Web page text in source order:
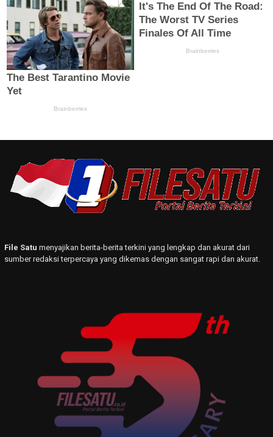
File Satu menyajikan berita-berita terkini yang lengkap dan akurat dari
sumber redaksi terpercaya yang dikemas dengan sangat rapi dan akurat.